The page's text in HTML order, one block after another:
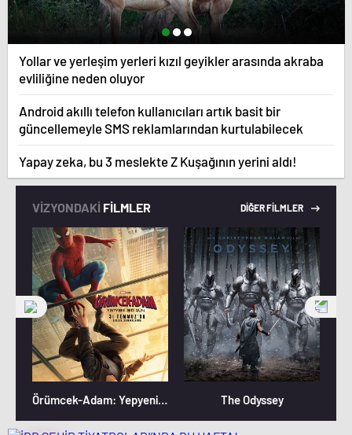
Yollar ve yerleşim yerleri kızıl geyikler arasında akraba
evliliğine neden oluyor
Android akıllı telefon kullanıcıları artık basit bir
güncellemeyle SMS reklamlarından kurtulabilecek
Yapay zeka, bu 3 meslekte Z Kuşağının yerini aldı!
VİZYONDAKİ FİLMLER DİĞER FİLMLER
Örümcek-Adam: Yepyeni Bir Gün The Odyssey